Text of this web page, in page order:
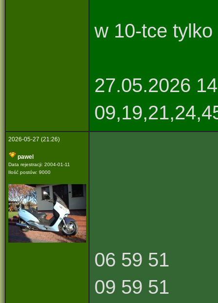
w 10-tce
27.05.2026
2026-05-27 (21:26)
pawel
Data rejestracji: 2004-01-11
Ilość postów: 9000
06 59 51
09 59 51